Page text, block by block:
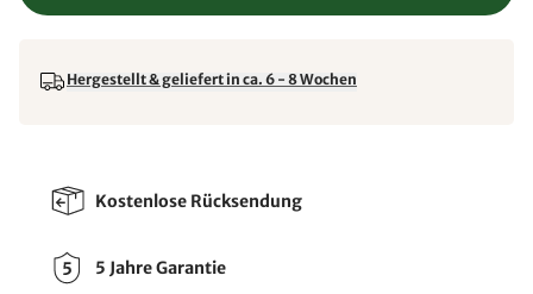
Hergestellt & geliefert in ca. 6 - 8 Wochen
Kostenlose Rücksendung
5 Jahre Garantie